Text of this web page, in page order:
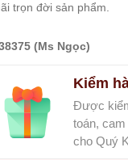
trọn đời sản phẩm.
(Ms Ngọc)
Kiểm
Được
toán,
cho Quý